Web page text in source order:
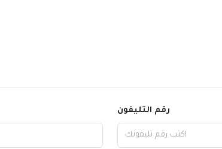
رقم التليفون